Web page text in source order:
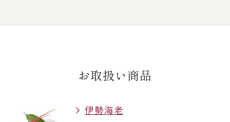
お取扱い商品
伊勢海老